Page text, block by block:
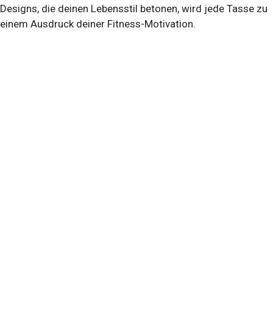
Designs, die deinen Lebensstil betonen, wird jede Tasse zu
einem Ausdruck deiner Fitness-Motivation.